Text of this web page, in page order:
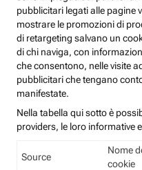
pubblicitari legati alle pagine
mostrare le promozioni di
di retargeting salvano un
di chi naviga, con
che consentono, nelle visite
pubblicitari che tengano
manifestate.
Nella tabella qui sotto è
providers, le loro informative
Source
Nome
cookie